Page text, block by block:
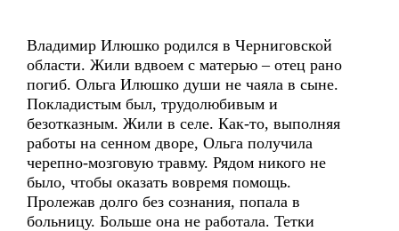
Владимир Илюшко родился в Черниговской
области. Жили вдвоем с матерью – отец рано
погиб. Ольга Илюшко души не чаяла в сыне.
Покладистым был, трудолюбивым и
безотказным. Жили в селе. Как-то, выполняя
работы на сенном дворе, Ольга получила
черепно-мозговую травму. Рядом никого не
было, чтобы оказать вовремя помощь.
Пролежав долго без сознания, попала в
больницу. Больше она не работала. Тетки